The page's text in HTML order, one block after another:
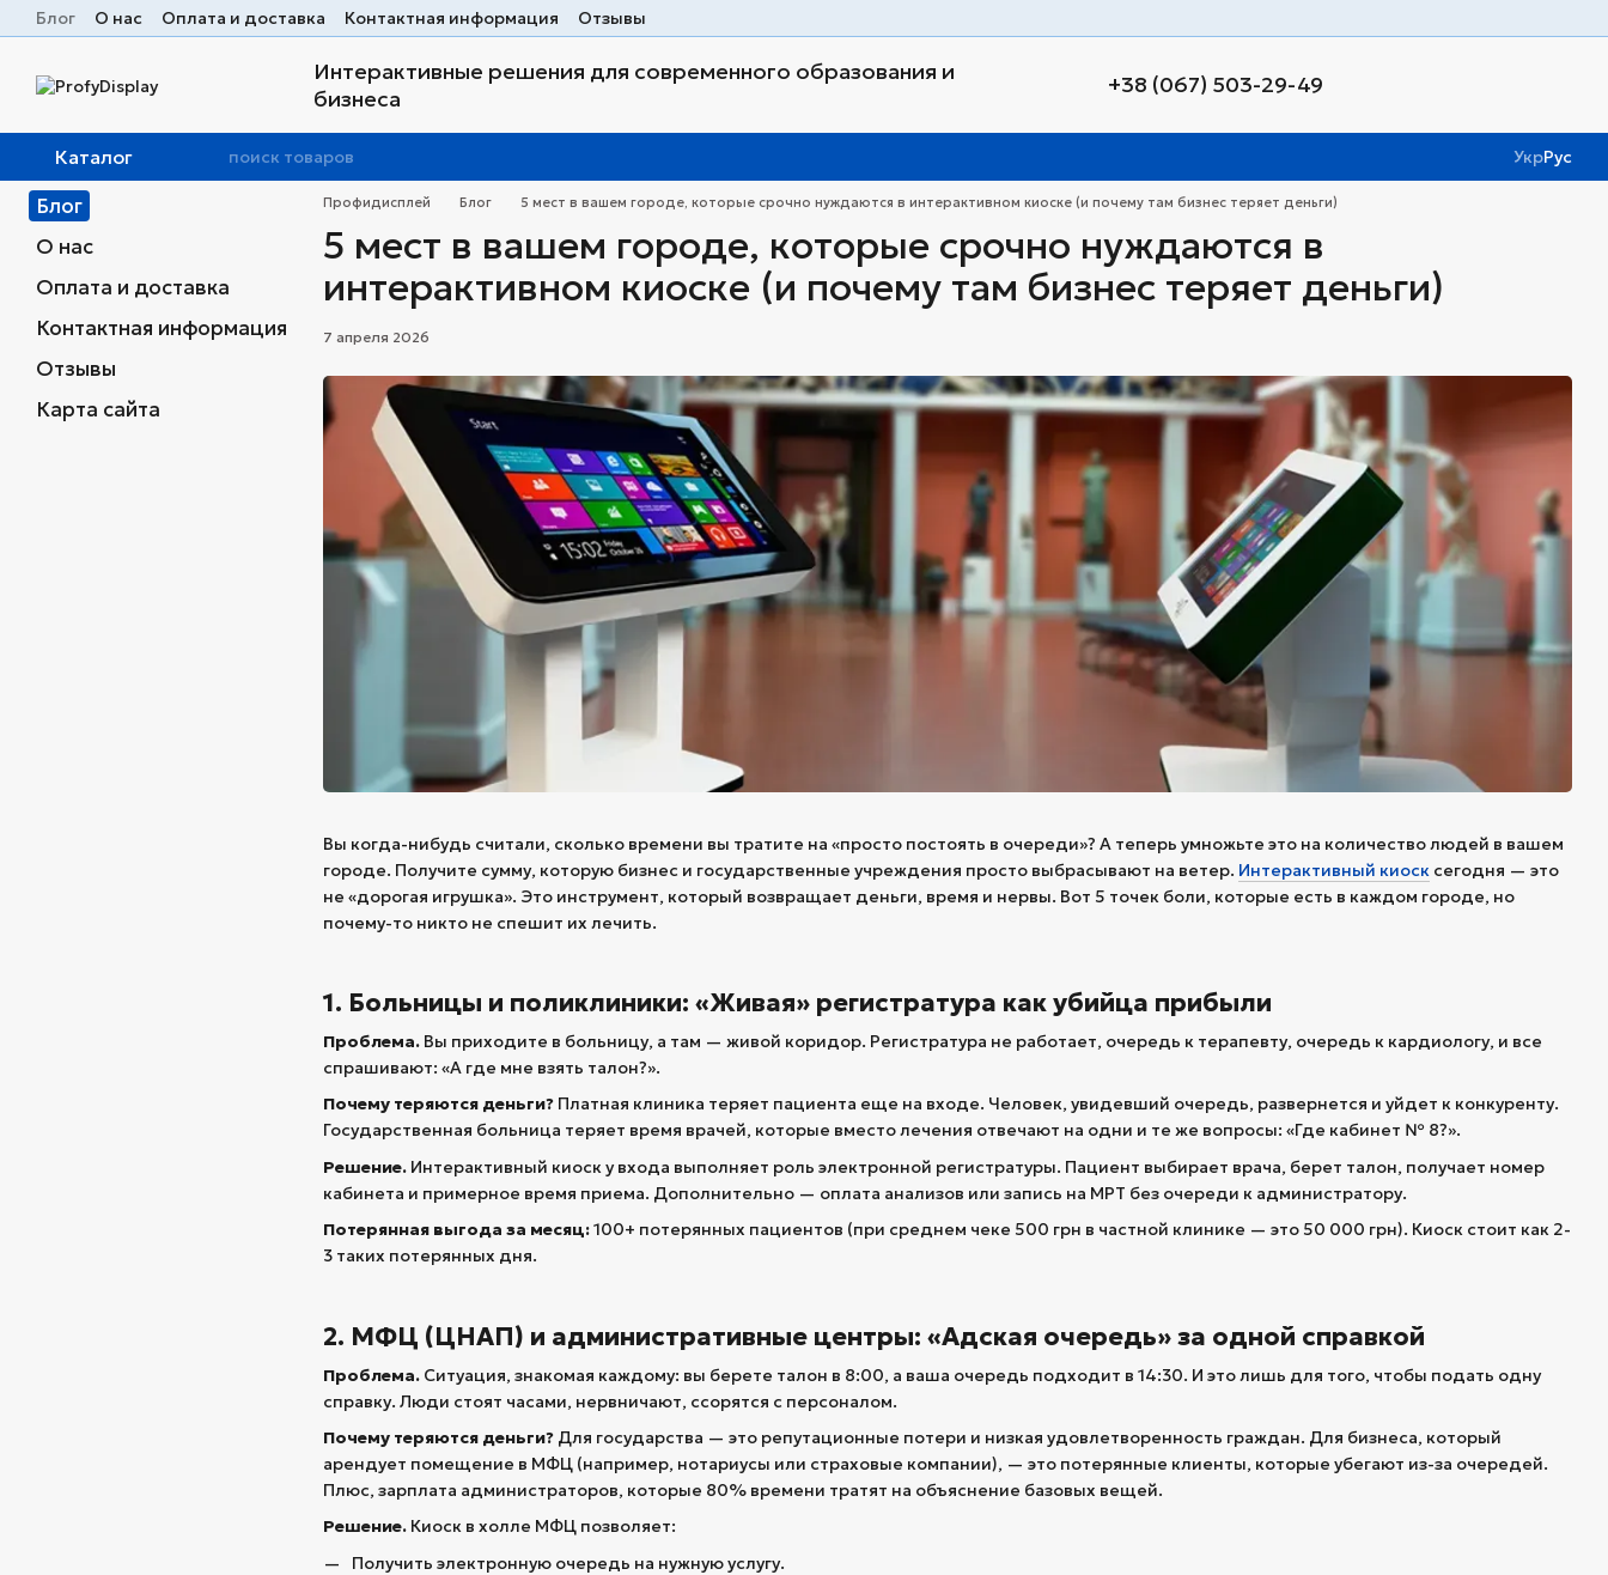
Перейти к основному контенту
Блог О нас Оплата и доставка Контактная информация Отзывы
Интерактивные решения для современного образования и
бизнеса
+38 (067) 503-29-49
Каталог УкрРус
Профидисплей Блог 5 мест в вашем городе, которые срочно нуждаются в интерактивном киоске (и почему там бизнес теряет деньги)
5 мест в вашем городе, которые срочно нуждаются в
интерактивном киоске (и почему там бизнес теряет деньги)
7 апреля 2026
Вы когда-нибудь считали, сколько времени вы тратите на «просто постоять в очереди»? А теперь умножьте это на количество людей в вашем
городе. Получите сумму, которую бизнес и государственные учреждения просто выбрасывают на ветер. Интерактивный киоск сегодня — это
не «дорогая игрушка». Это инструмент, который возвращает деньги, время и нервы. Вот 5 точек боли, которые есть в каждом городе, но
почему-то никто не спешит их лечить.
1. Больницы и поликлиники: «Живая» регистратура как убийца прибыли
Проблема. Вы приходите в больницу, а там — живой коридор. Регистратура не работает, очередь к терапевту, очередь к кардиологу, и все
спрашивают: «А где мне взять талон?».
Почему теряются деньги? Платная клиника теряет пациента еще на входе. Человек, увидевший очередь, развернется и уйдет к конкуренту.
Государственная больница теряет время врачей, которые вместо лечения отвечают на одни и те же вопросы: «Где кабинет № 8?».
Решение. Интерактивный киоск у входа выполняет роль электронной регистратуры. Пациент выбирает врача, берет талон, получает номер
кабинета и примерное время приема. Дополнительно — оплата анализов или запись на МРТ без очереди к администратору.
Потерянная выгода за месяц:100+ потерянных пациентов (при среднем чеке 500 грн в частной клинике — это 50 000 грн). Киоск стоит как 2-
3 таких потерянных дня.
2. МФЦ (ЦНАП) и административные центры: «Адская очередь» за одной справкой
Проблема. Ситуация, знакомая каждому: вы берете талон в 8:00, а ваша очередь подходит в 14:30. И это лишь для того, чтобы подать одну
справку. Люди стоят часами, нервничают, ссорятся с персоналом.
Почему теряются деньги? Для государства — это репутационные потери и низкая удовлетворенность граждан. Для бизнеса, который
арендует помещение в МФЦ (например, нотариусы или страховые компании), — это потерянные клиенты, которые убегают из-за очередей.
Плюс, зарплата администраторов, которые 80% времени тратят на объяснение базовых вещей.
Решение. Киоск в холле МФЦ позволяет:
Получить электронную очередь на нужную услугу.
Блог
О нас
Оплата и доставка
Контактная информация
Отзывы
Карта сайта